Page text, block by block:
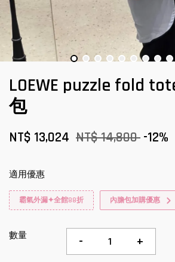
LOEWE puzzle fold
包
NT$ 13,024 NT$ 14,800 -12%
適用優惠
霸氣外漏✦全館88折 內膽包加購優惠
數量 - +